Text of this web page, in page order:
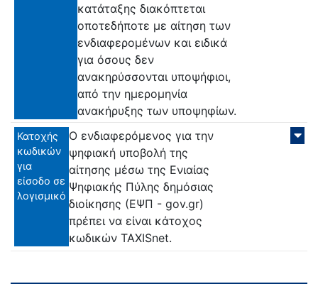
κατάταξης διακόπτεται
οποτεδήποτε με αίτηση των
ενδιαφερομένων και ειδικά
για όσους δεν
ανακηρύσσονται υποψήφιοι,
από την ημερομηνία
ανακήρυξης των υποψηφίων.
Κατοχής
κωδικών
για
είσοδο σε
λογισμικό
Ο ενδιαφερόμενος για την
ψηφιακή υποβολή της
αίτησης μέσω της Ενιαίας
Ψηφιακής Πύλης δημόσιας
διοίκησης (ΕΨΠ - gov.gr)
πρέπει να είναι κάτοχος
κωδικών TAXISnet.